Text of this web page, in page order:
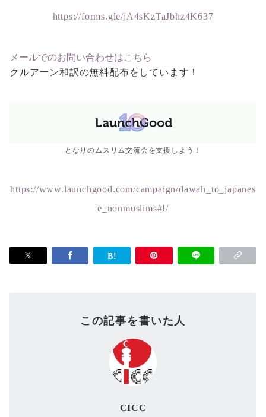
https://forms.gle/jA4sKzTaJbhz4K637
メールでのお問い合わせはこちら
クルアーン和訳の無料配布をしています！
となりのムスリム交流会を支援しよう！
https://www.launchgood.com/campaign/dawah_to_japanes
e_nonmuslims#!/
この記事を書いた人
CICC